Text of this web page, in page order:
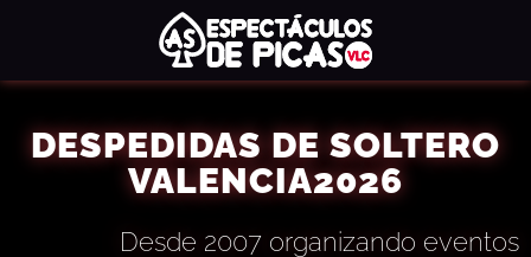
DESPEDIDAS DE SOLTERO
VALENCIA2026
Desde 2007 organizando eventos